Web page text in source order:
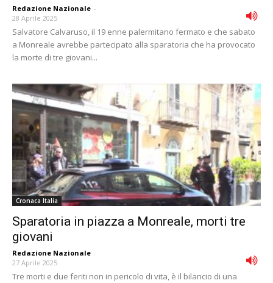
Redazione Nazionale -
28 Aprile 2025
Salvatore Calvaruso, il 19 enne palermitano fermato e che sabato
a Monreale avrebbe partecipato alla sparatoria che ha provocato
la morte di tre giovani...
Cronaca Italia
Sparatoria in piazza a Monreale, morti tre
giovani
Redazione Nazionale -
27 Aprile 2025
Tre morti e due feriti non in pericolo di vita, è il bilancio di una